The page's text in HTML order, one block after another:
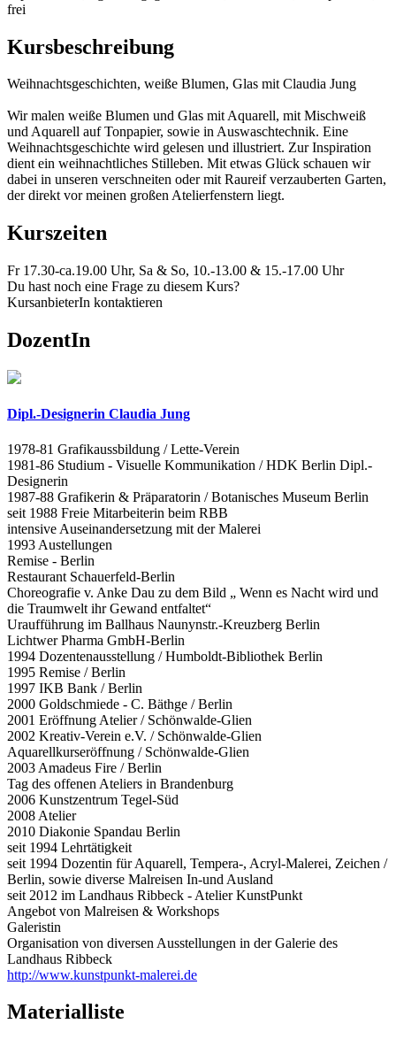
frei
Kursbeschreibung
Weihnachtsgeschichten, weiße Blumen, Glas mit Claudia Jung
Wir malen weiße Blumen und Glas mit Aquarell, mit Mischweiß
und Aquarell auf Tonpapier, sowie in Auswaschtechnik. Eine
Weihnachtsgeschichte wird gelesen und illustriert. Zur Inspiration
dient ein weihnachtliches Stilleben. Mit etwas Glück schauen wir
dabei in unseren verschneiten oder mit Raureif verzauberten Garten,
der direkt vor meinen großen Atelierfenstern liegt.
Kurszeiten
Fr 17.30-ca.19.00 Uhr, Sa & So, 10.-13.00 & 15.-17.00 Uhr
Du hast noch eine Frage zu diesem Kurs?
KursanbieterIn kontaktieren
DozentIn
Dipl.-Designerin Claudia Jung
1978-81 Grafikaussbildung / Lette-Verein
1981-86 Studium - Visuelle Kommunikation / HDK Berlin Dipl.-
Designerin
1987-88 Grafikerin & Präparatorin / Botanisches Museum Berlin
seit 1988 Freie Mitarbeiterin beim RBB
intensive Auseinandersetzung mit der Malerei
1993 Austellungen
Remise - Berlin
Restaurant Schauerfeld-Berlin
Choreografie v. Anke Dau zu dem Bild „ Wenn es Nacht wird und
die Traumwelt ihr Gewand entfaltet“
Uraufführung im Ballhaus Naunynstr.-Kreuzberg Berlin
Lichtwer Pharma GmbH-Berlin
1994 Dozentenausstellung / Humboldt-Bibliothek Berlin
1995 Remise / Berlin
1997 IKB Bank / Berlin
2000 Goldschmiede - C. Bäthge / Berlin
2001 Eröffnung Atelier / Schönwalde-Glien
2002 Kreativ-Verein e.V. / Schönwalde-Glien
Aquarellkurseröffnung / Schönwalde-Glien
2003 Amadeus Fire / Berlin
Tag des offenen Ateliers in Brandenburg
2006 Kunstzentrum Tegel-Süd
2008 Atelier
2010 Diakonie Spandau Berlin
seit 1994 Lehrtätigkeit
seit 1994 Dozentin für Aquarell, Tempera-, Acryl-Malerei, Zeichen /
Berlin, sowie diverse Malreisen In-und Ausland
seit 2012 im Landhaus Ribbeck - Atelier KunstPunkt
Angebot von Malreisen & Workshops
Galeristin
Organisation von diversen Ausstellungen in der Galerie des
Landhaus Ribbeck
http://www.kunstpunkt-malerei.de
Materialliste